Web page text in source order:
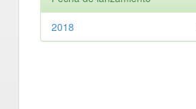
2018